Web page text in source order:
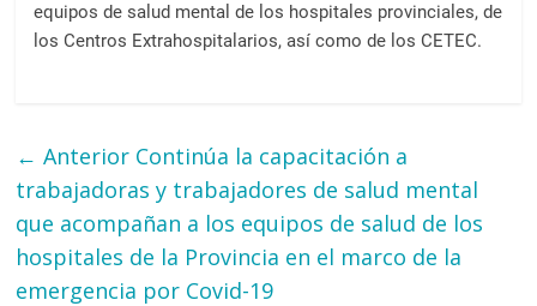
equipos de salud mental de los hospitales provinciales, de
los Centros Extrahospitalarios, así como de los CETEC.
← Anterior Continúa la capacitación a
trabajadoras y trabajadores de salud mental
que acompañan a los equipos de salud de los
hospitales de la Provincia en el marco de la
emergencia por Covid-19